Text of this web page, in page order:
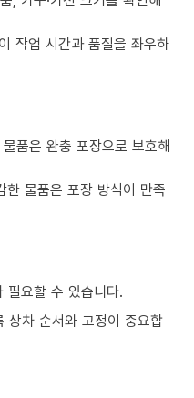
작업 시간과 품질을 좌우하
품은 완충 포장으로 보호해
한 물품은 포장 방식이 만족
필요할 수 있습니다.
상차 순서와 고정이 중요합